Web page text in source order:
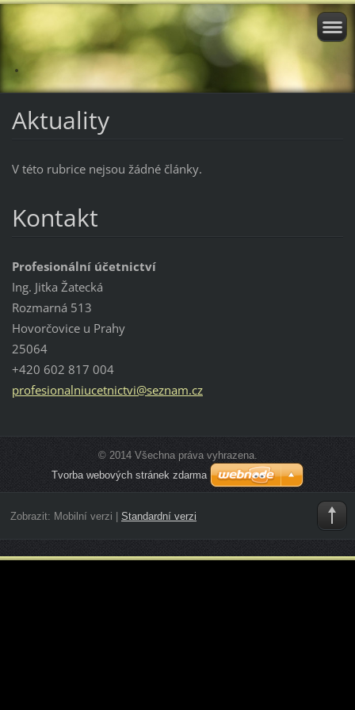
.
Aktuality
V této rubrice nejsou žádné články.
Kontakt
Profesionální účetnictví
Ing. Jitka Žatecká
Rozmarná 513
Hovorčovice u Prahy
25064
+420 602 817 004
profesionalniucetnictvi@seznam.cz
© 2014 Všechna práva vyhrazena.
Tvorba webových stránek zdarma
Zobrazit: Mobilní verzi Standardní verzi